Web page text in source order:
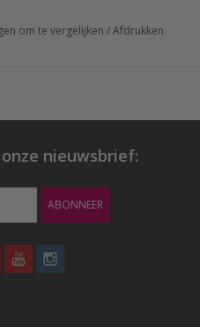
om te vergelijken /Afdrukken
nieuwsbrief:
ABONNEER